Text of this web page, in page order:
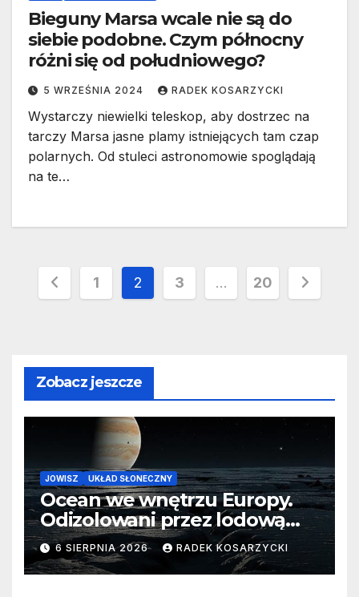
Bieguny Marsa wcale nie są do
siebie podobne. Czym północny
różni się od południowego?
5 WRZEŚNIA 2024 RADEK KOSARZYCKI
Wystarczy niewielki teleskop, aby dostrzec na
tarczy Marsa jasne plamy istniejących tam czap
polarnych. Od stuleci astronomowie spoglądają
na te…
Stronicowanie
1 2 3 … 20
Zobacz jeszcze
JOWISZ UKŁAD SŁONECZNY
Ocean we wnętrzu Europy.
Odizolowani przez lodową
barierę
6 SIERPNIA 2026 RADEK KOSARZYCKI